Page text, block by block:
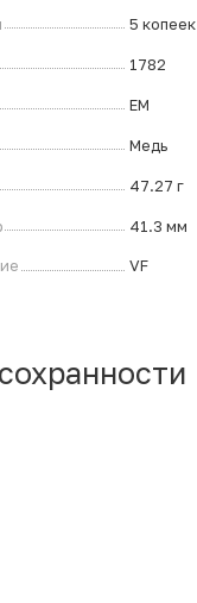
5 копеек
1782
ЕМ
Медь
47.27 г
41.3 мм
VF